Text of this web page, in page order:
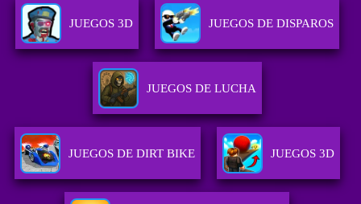
JUEGOS 3D JUEGOS DE DISPAROS
JUEGOS DE LUCHA
JUEGOS DE DIRT BIKE JUEGOS 3D